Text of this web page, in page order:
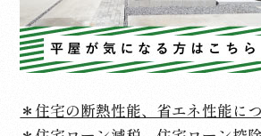
＊住宅の断熱性能、省エネ性能に